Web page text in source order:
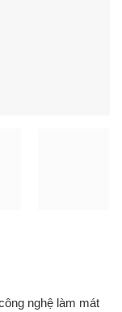
nghệ làm mát